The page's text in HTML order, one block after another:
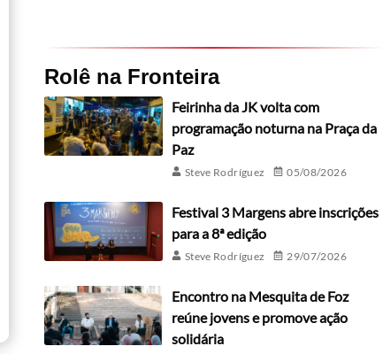
Rolê na Fronteira
Feirinha da JK volta com
programação noturna na Praça da
Paz
Steve Rodríguez 05/08/2026
Festival 3 Margens abre inscrições
para a 8ª edição
Steve Rodríguez 29/07/2026
Encontro na Mesquita de Foz
reúne jovens e promove ação
solidária